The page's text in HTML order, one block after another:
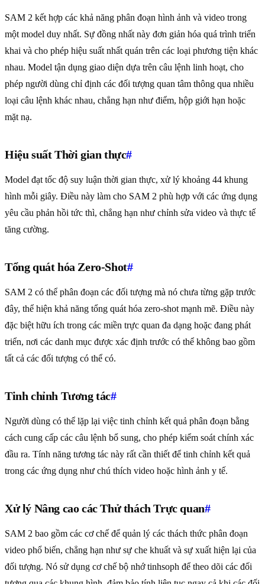
SAM 2 kết hợp các khả năng phân đoạn hình ảnh và video trong
một model duy nhất. Sự đồng nhất này đơn giản hóa quá trình triển
khai và cho phép hiệu suất nhất quán trên các loại phương tiện khác
nhau. Model tận dụng giao diện dựa trên câu lệnh linh hoạt, cho
phép người dùng chỉ định các đối tượng quan tâm thông qua nhiều
loại câu lệnh khác nhau, chẳng hạn như điểm, hộp giới hạn hoặc
mặt nạ.
Hiệu suất Thời gian thực#
Model đạt tốc độ suy luận thời gian thực, xử lý khoảng 44 khung
hình mỗi giây. Điều này làm cho SAM 2 phù hợp với các ứng dụng
yêu cầu phản hồi tức thì, chẳng hạn như chỉnh sửa video và thực tế
tăng cường.
Tổng quát hóa Zero-Shot#
SAM 2 có thể phân đoạn các đối tượng mà nó chưa từng gặp trước
đây, thể hiện khả năng tổng quát hóa zero-shot mạnh mẽ. Điều này
đặc biệt hữu ích trong các miền trực quan đa dạng hoặc đang phát
triển, nơi các danh mục được xác định trước có thể không bao gồm
tất cả các đối tượng có thể có.
Tinh chỉnh Tương tác#
Người dùng có thể lặp lại việc tinh chỉnh kết quả phân đoạn bằng
cách cung cấp các câu lệnh bổ sung, cho phép kiểm soát chính xác
đầu ra. Tính năng tương tác này rất cần thiết để tinh chỉnh kết quả
trong các ứng dụng như chú thích video hoặc hình ảnh y tế.
Xử lý Nâng cao các Thử thách Trực quan#
SAM 2 bao gồm các cơ chế để quản lý các thách thức phân đoạn
video phổ biến, chẳng hạn như sự che khuất và sự xuất hiện lại của
đối tượng. Nó sử dụng cơ chế bộ nhớ tinhsoph để theo dõi các đối